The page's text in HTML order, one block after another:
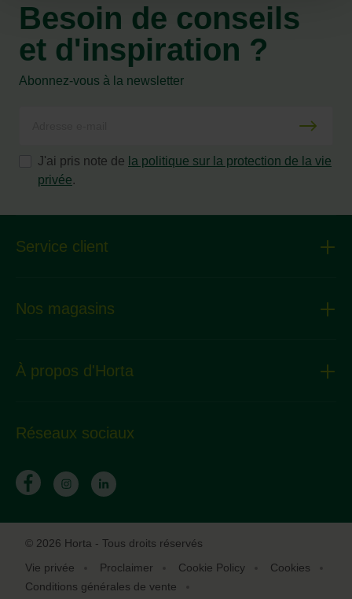
Besoin de conseils
et d'inspiration ?
Abonnez-vous à la newsletter
J'ai pris note de la politique sur la protection de la vie
privée.
Service client
Nos magasins
À propos d'Horta
Réseaux sociaux
© 2026 Horta - Tous droits réservés
Vie privée
Proclaimer Cookie Policy
Cookies
Conditions générales de vente